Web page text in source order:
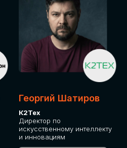
Георгий Шатиров
К2Тех
Директор по
искусственному интеллекту
и инновациям